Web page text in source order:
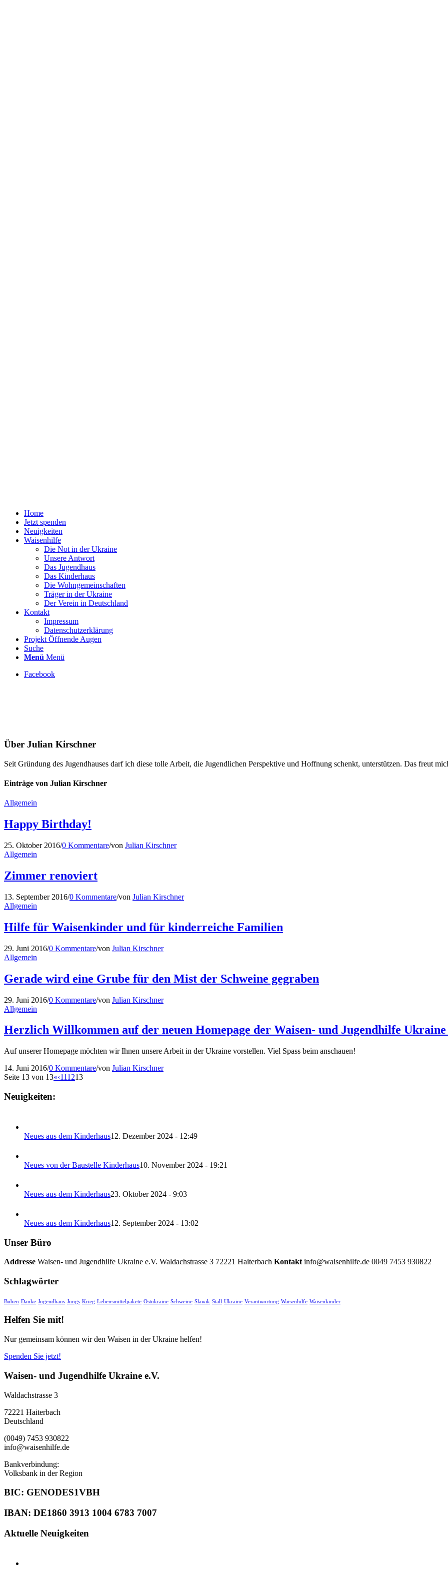
Home
Jetzt spenden
Neuigkeiten
Waisenhilfe
Die Not in der Ukraine
Unsere Antwort
Das Jugendhaus
Das Kinderhaus
Die Wohngemeinschaften
Träger in der Ukraine
Der Verein in Deutschland
Kontakt
Impressum
Datenschutzerklärung
Projekt Öffnende Augen
Suche
Menü Menü
Facebook
Über Julian Kirschner
Seit Gründung des Jugendhauses darf ich diese tolle Arbeit, die Jugendlichen Perspektive und Hoffnung schenkt, unterstützen. Das freut
Einträge von Julian Kirschner
Allgemein
Happy Birthday!
25. Oktober 2016/0 Kommentare/von Julian Kirschner
Allgemein
Zimmer renoviert
13. September 2016/0 Kommentare/von Julian Kirschner
Allgemein
Hilfe für Waisenkinder und für kinderreiche Familien
29. Juni 2016/0 Kommentare/von Julian Kirschner
Allgemein
Gerade wird eine Grube für den Mist der Schweine gegraben
29. Juni 2016/0 Kommentare/von Julian Kirschner
Allgemein
Herzlich Willkommen auf der neuen Homepage der Waisen- und Jugendhilfe Ukraine
Auf unserer Homepage möchten wir Ihnen unsere Arbeit in der Ukraine vorstellen. Viel Spass beim anschauen!
14. Juni 2016/0 Kommentare/von Julian Kirschner
Seite 13 von 13«‹111213
Neuigkeiten:
Neues aus dem Kinderhaus12. Dezember 2024 - 12:49
Neues von der Baustelle Kinderhaus10. November 2024 - 19:21
Neues aus dem Kinderhaus23. Oktober 2024 - 9:03
Neues aus dem Kinderhaus12. September 2024 - 13:02
Unser Büro
Addresse Waisen- und Jugendhilfe Ukraine e.V. Waldachstrasse 3 72221 Haiterbach Kontakt info@waisenhilfe.de 0049 7453 930822
Schlagwörter
Buben Danke Jugendhaus Jungs Krieg Lebensmittelpakete Ostukraine Schweine Slawik Stall Ukraine Verantwortung Waisenhilfe Waisenkinder
Helfen Sie mit!
Nur gemeinsam können wir den Waisen in der Ukraine helfen!
Spenden Sie jetzt!
Waisen- und Jugendhilfe Ukraine e.V.
Waldachstrasse 3
72221 Haiterbach
Deutschland
(0049) 7453 930822
info@waisenhilfe.de
Bankverbindung:
Volksbank in der Region
BIC: GENODES1VBH
IBAN: DE1860 3913 1004 6783 7007
Aktuelle Neuigkeiten